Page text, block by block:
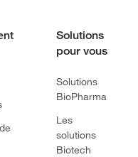
Solutions
pour vous
Solutions
BioPharma
Les
solutions
Biotech